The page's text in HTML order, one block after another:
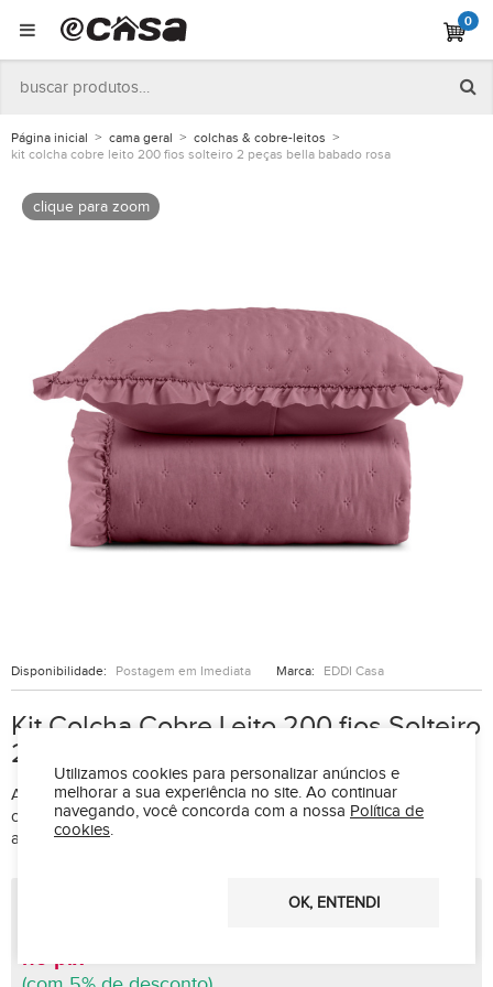
0
Página inicial cama geral
colchas & cobre-leitos
kit colcha cobre leito 200 fios solteiro 2 peças bella babado rosa
clique para zoom
Disponibilidade: Postagem em Imediata Marca: EDDI Casa
Kit Colcha Cobre Leito 200 fios Solteiro
2 Peças Bella Babado Rosa
A Colcha Bella Babado oferece charme e delicadeza ao quarto,
com babados românticos e matelado elegante que traz leveza,
aconchego e sofisticação à decoração.
no pix
Utilizamos cookies para personalizar anúncios e
melhorar a sua experiência no site. Ao continuar
navegando, você concorda com a nossa Política de
cookies.
OK, ENTENDI